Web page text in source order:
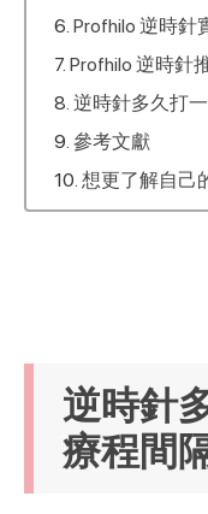
Profhilo 逆時針
Profhilo 逆時針
逆時針多久打
參考文獻
想更了解自己
逆時針
療程間